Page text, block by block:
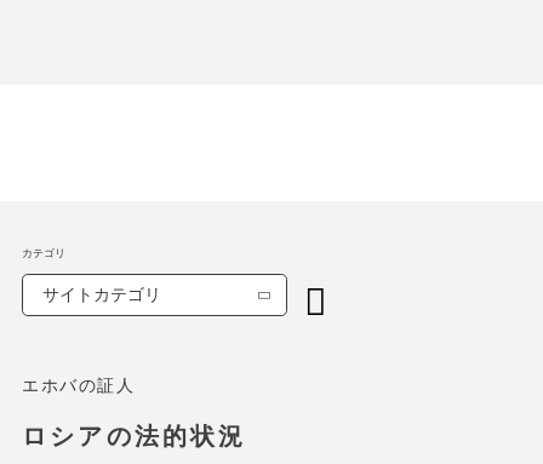
エホバの証人
ロシアの法的状況
カテゴリ
サイトカテゴリ